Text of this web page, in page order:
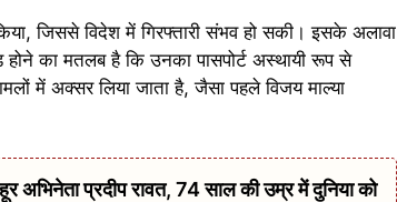
जिससे विदेश में गिरफ्तारी संभव हो सकी। इसके अलावा
होने का मतलब है कि उनका पासपोर्ट अस्थायी रूप से
में अक्सर लिया जाता है, जैसा पहले विजय माल्या
प्रदीप रावत, 74 साल की उम्र में दुनिया को